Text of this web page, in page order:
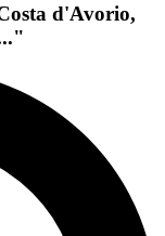
d'Avorio,